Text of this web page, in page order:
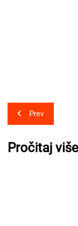
Post
navigation
Prev
Pročitaj više